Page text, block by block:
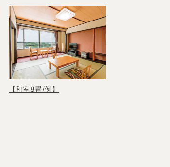
【和室8畳/例】